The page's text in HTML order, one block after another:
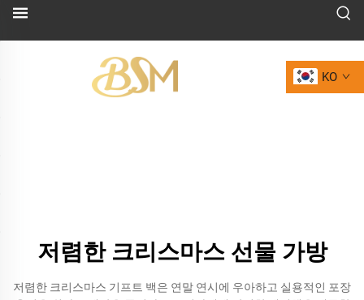
KO
저렴한 크리스마스 선물 가방
저렴한 크리스마스 기프트 백은 연말 연시에 우아하고 실용적인 포장